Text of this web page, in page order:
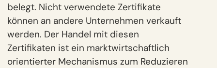
belegt. Nicht verwendete Zertifikate
können an andere Unternehmen verkauft
werden. Der Handel mit diesen
Zertifikaten ist ein marktwirtschaftlich
orientierter Mechanismus zum Reduzieren